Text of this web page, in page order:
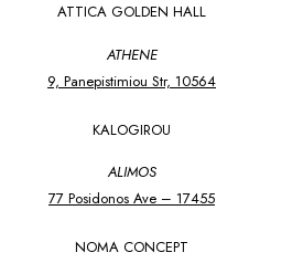
ATTICA GOLDEN HALL
ATHENE
9, Panepistimiou Str, 10564
KALOGIROU
ALIMOS
77 Posidonos Ave – 17455
NOMA CONCEPT